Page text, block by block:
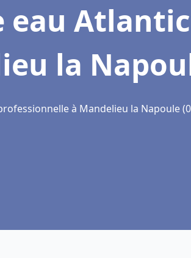
eau Atlantic
la
à Mandelieu la Napoule